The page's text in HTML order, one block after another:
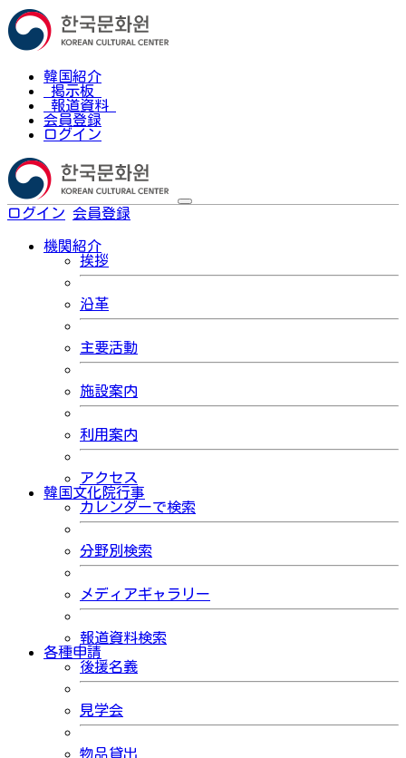
韓国紹介
掲示板
報道資料
会員登録
ログイン
ログイン 会員登録
機関紹介
挨拶
沿革
主要活動
施設案内
利用案内
アクセス
韓国文化院行事
カレンダーで検索
分野別検索
メディアギャラリー
報道資料検索
各種申請
後援名義
見学会
物品貸出